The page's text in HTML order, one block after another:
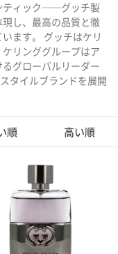
ティック──グッチ製
し、最高の品質と徹
ます。 グッチはケリ
リンググループはア
グローバルリーダー
タイルブランドを展開
順 高い順